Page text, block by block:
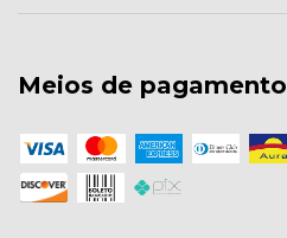
Meios de pagamento